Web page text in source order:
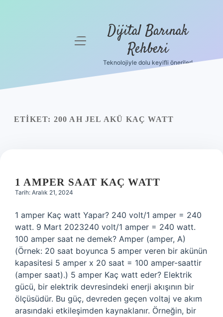
menüyü
Dijital Barınak
Rehberi
Teknolojiyle dolu keyifli öneriler!
ETIKET: 200 AH JEL AKÜ KAÇ WATT
1 AMPER SAAT KAÇ WATT
Tarih: Aralık 21, 2024
1 amper Kaç watt Yapar? 240 volt/1 amper = 240
watt. 9 Mart 2023240 volt/1 amper = 240 watt.
100 amper saat ne demek? Amper (amper, A)
(Örnek: 20 saat boyunca 5 amper veren bir akünün
kapasitesi 5 amper x 20 saat = 100 amper-saattir
(amper saat).) 5 amper Kaç watt eder? Elektrik
gücü, bir elektrik devresindeki enerji akışının bir
ölçüsüdür. Bu güç, devreden geçen voltaj ve akım
arasındaki etkileşimden kaynaklanır. Örneğin, bir